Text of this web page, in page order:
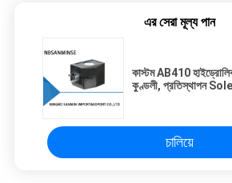
এর সেরা মূল্য পান
কাস্টম AB410
কুণ্ডলী, প্রতিস্থাপন
চালিয়ে